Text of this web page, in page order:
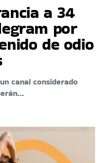
a 34
por
de odio
canal considerado